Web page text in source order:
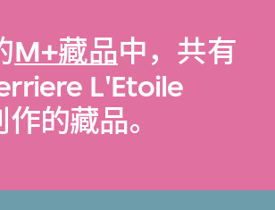
M+藏品中，共有
L'Etoile
的藏品。